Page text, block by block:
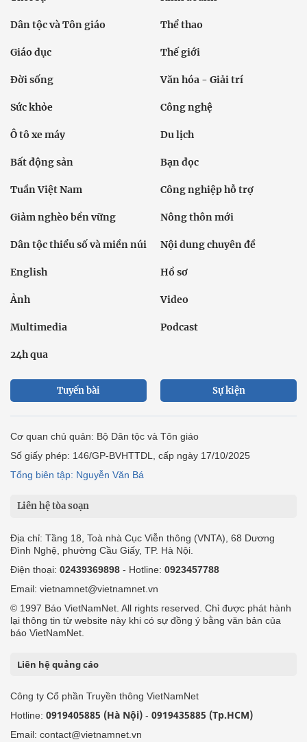
Dân tộc và Tôn giáo Thể thao
Giáo dục Thế giới
Đời sống Văn hóa - Giải trí
Sức khỏe Công nghệ
Ô tô xe máy Du lịch
Bất động sản Bạn đọc
Tuần Việt Nam Công nghiệp hỗ trợ
Giảm nghèo bền vững Nông thôn mới
Dân tộc thiểu số và miền núi Nội dung chuyên đề
English Hồ sơ
Ảnh Video
Multimedia Podcast
24h qua
Tuyến bài Sự kiện
Cơ quan chủ quản: Bộ Dân tộc và Tôn giáo
Số giấy phép: 146/GP-BVHTTDL, cấp ngày 17/10/2025
Tổng biên tập: Nguyễn Văn Bá
Liên hệ tòa soạn
Địa chỉ: Tầng 18, Toà nhà Cục Viễn thông (VNTA), 68 Dương
Đình Nghệ, phường Cầu Giấy, TP. Hà Nội.
Điện thoại: 02439369898 - Hotline: 0923457788
Email: vietnamnet@vietnamnet.vn
© 1997 Báo VietNamNet. All rights reserved. Chỉ được phát hành
lại thông tin từ website này khi có sự đồng ý bằng văn bản của
báo VietNamNet.
Liên hệ quảng cáo
Công ty Cổ phần Truyền thông VietNamNet
Hotline: 0919405885 (Hà Nội) - 0919435885 (Tp.HCM)
Email: contact@vietnamnet.vn